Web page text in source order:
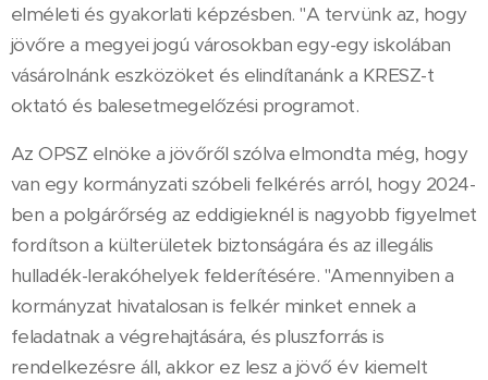
elméleti és gyakorlati képzésben. "A tervünk az, hogy
jövőre a megyei jogú városokban egy-egy iskolában
vásárolnánk eszközöket és elindítanánk a KRESZ-t
oktató és balesetmegelőzési programot.
Az OPSZ elnöke a jövőről szólva elmondta még, hogy
van egy kormányzati szóbeli felkérés arról, hogy 2024-
ben a polgárőrség az eddigieknél is nagyobb figyelmet
fordítson a külterületek biztonságára és az illegális
hulladék-lerakóhelyek felderítésére. "Amennyiben a
kormányzat hivatalosan is felkér minket ennek a
feladatnak a végrehajtására, és pluszforrás is
rendelkezésre áll, akkor ez lesz a jövő év kiemelt